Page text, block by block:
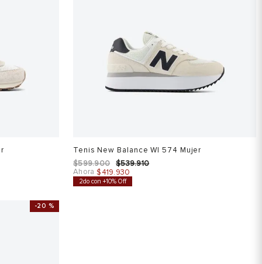
Tenis New Balance Wl 574 Mujer
$599.900 $539.910
Ahora $419.930
2do con +10% Off
-20 %